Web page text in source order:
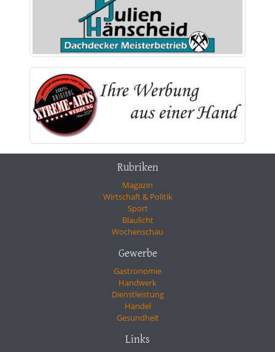
Rubriken
Magazin
Wirtschaft & Politik
Sport
Blaulicht
Wochenschau
Gewerbe
Gastronomie
Handwerk
Dienstleistung
Handel
Gesundheit
Links